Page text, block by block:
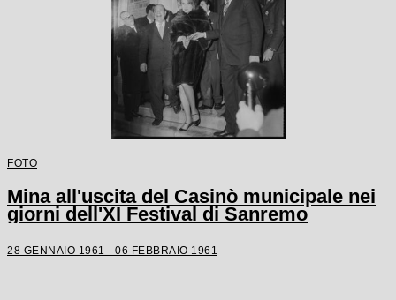
FOTO
Mina all'uscita del Casinò municipale nei
giorni dell'XI Festival di Sanremo
28 GENNAIO 1961 - 06 FEBBRAIO 1961